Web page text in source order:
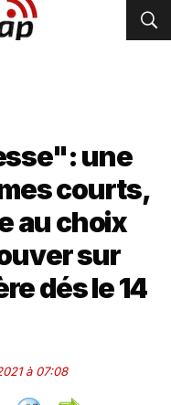
une
courts,
au choix
sur
dés le 14
à 07:08